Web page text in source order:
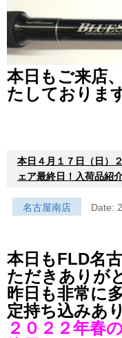
本日もご来店
たしておりま
本日４月１７日（日）
ェア最終日！入荷品紹
名古屋南店 Date:
本日もFLD名
ただきありが
昨日も非常に
定持ち込みあ
２０２２年春